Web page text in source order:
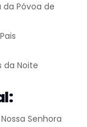
Póvoa de
da Noite
Senhora